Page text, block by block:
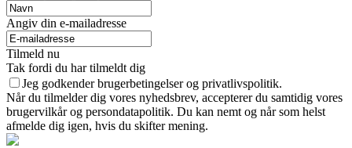
Angiv din e-mailadresse
Tilmeld nu
Tak fordi du har tilmeldt dig
Jeg godkender brugerbetingelser og privatlivspolitik.
Når du tilmelder dig vores nyhedsbrev, accepterer du samtidig vores
brugervilkår og persondatapolitik. Du kan nemt og når som helst
afmelde dig igen, hvis du skifter mening.